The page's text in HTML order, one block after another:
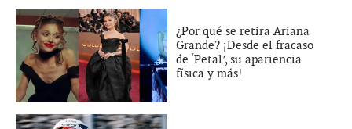
¿Por qué se retira Ariana
Grande? ¡Desde el fracaso
de ‘Petal’, su apariencia
física y más!